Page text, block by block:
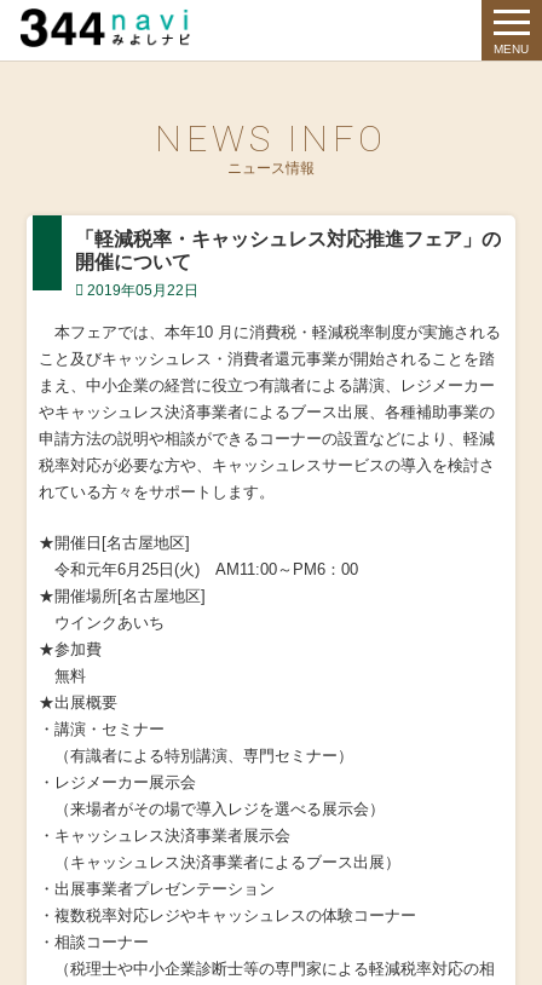
MENU
NEWS INFO
ニュース情報
「軽減税率・キャッシュレス対応推進フェア」の
開催について
2019年05月22日
本フェアでは、本年10 月に消費税・軽減税率制度が実施される
こと及びキャッシュレス・消費者還元事業が開始されることを踏
まえ、中小企業の経営に役立つ有識者による講演、レジメーカー
やキャッシュレス決済事業者によるブース出展、各種補助事業の
申請方法の説明や相談ができるコーナーの設置などにより、軽減
税率対応が必要な方や、キャッシュレスサービスの導入を検討さ
れている方々をサポートします。
★開催日[名古屋地区]
令和元年6月25日(火) AM11:00～PM6：00
★開催場所[名古屋地区]
ウインクあいち
★参加費
無料
★出展概要
・講演・セミナー
（有識者による特別講演、専門セミナー）
・レジメーカー展示会
（来場者がその場で導入レジを選べる展示会）
・キャッシュレス決済事業者展示会
（キャッシュレス決済事業者によるブース出展）
・出展事業者プレゼンテーション
・複数税率対応レジやキャッシュレスの体験コーナー
・相談コーナー
（税理士や中小企業診断士等の専門家による軽減税率対応の相